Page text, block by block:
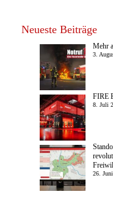
Neueste Beiträge
Mehr
3.
FIRE
8. Juli
26.